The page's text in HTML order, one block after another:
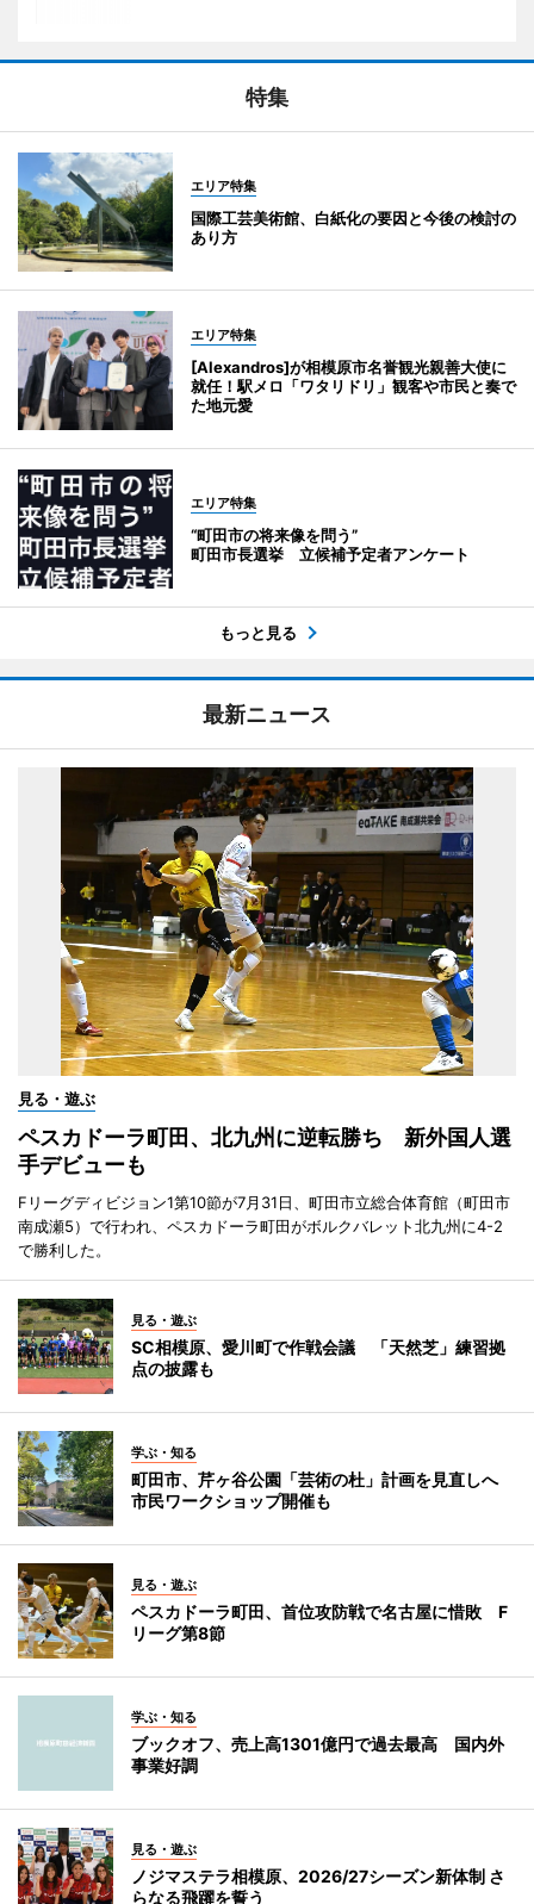
特集
エリア特集
国際工芸美術館、白紙化の要因と今後の検討の
あり方
エリア特集
[Alexandros]が相模原市名誉観光親善大使に
就任！駅メロ「ワタリドリ」観客や市民と奏で
た地元愛
エリア特集
“町田市の将来像を問う”
町田市長選挙 立候補予定者アンケート
もっと見る
最新ニュース
見る・遊ぶ
ペスカドーラ町田、北九州に逆転勝ち 新外国人選
手デビューも
Fリーグディビジョン1第10節が7月31日、町田市立総合体育館（町田市
南成瀬5）で行われ、ペスカドーラ町田がボルクバレット北九州に4-2
で勝利した。
見る・遊ぶ
SC相模原、愛川町で作戦会議 「天然芝」練習拠
点の披露も
学ぶ・知る
町田市、芹ヶ谷公園「芸術の杜」計画を見直しへ
市民ワークショップ開催も
見る・遊ぶ
ペスカドーラ町田、首位攻防戦で名古屋に惜敗 F
リーグ第8節
学ぶ・知る
ブックオフ、売上高1301億円で過去最高 国内外
事業好調
見る・遊ぶ
ノジマステラ相模原、2026/27シーズン新体制 さ
らなる飛躍を誓う